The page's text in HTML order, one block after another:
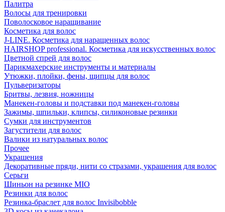
Палитра
Волосы для тренировки
Поволосковое наращивание
Косметика для волос
J-LINE. Косметика для наращенных волос
HAIRSHOP professional. Косметика для искусственных волос
Цветной спрей для волос
Парикмахерские инструменты и материалы
Утюжки, плойки, фены, щипцы для волос
Пульверизаторы
Бритвы, лезвия, ножницы
Манекен-головы и подставки под манекен-головы
Зажимы, шпильки, клипсы, силиконовые резинки
Сумки для инструментов
Загустители для волос
Валики из натуральных волос
Прочее
Украшения
Декоративные пряди, нити со стразами, украшения для волос
Серьги
Шиньон на резинке MIO
Резинки для волос
Резинка-браслет для волос Invisibobble